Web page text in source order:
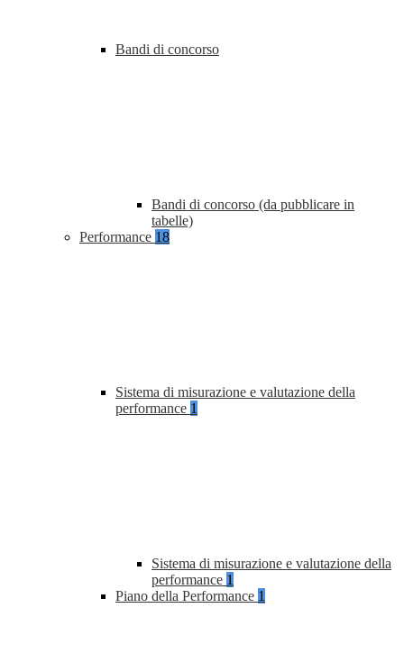
Bandi di concorso
Bandi di concorso (da pubblicare in
tabelle)
Performance 18
Sistema di misurazione e valutazione della
performance 1
Sistema di misurazione e valutazione della
performance 1
Piano della Performance 1